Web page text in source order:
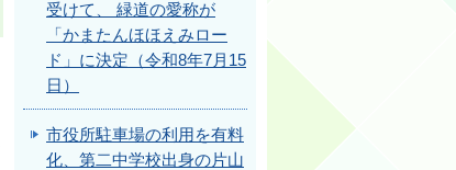
受けて、 緑道の愛称が
「かまたんほほえみロー
ド」に決定（令和8年7月15
日）
市役所駐車場の利用を有料
化、第二中学校出身の片山